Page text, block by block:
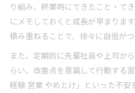
り組み、終業時にできたこと・で
にメモしておくと成長が早まりま
積み重ねることで、徐々に自信がつ
また、定期的に先輩社員や上司か
らい、改善点を意識して行動する
経験 営業 やめとけ」といった不安